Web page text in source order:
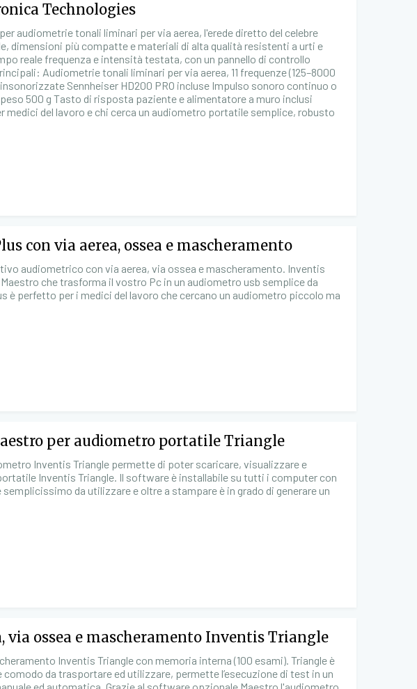
Technologies
audiometrie tonali liminari per via aerea, l'erede diretto del celebre
dimensioni più compatte e materiali di alta qualità resistenti a urti e
reale frequenza e intensità testata, con un pannello di controllo
Audiometrie tonali liminari per via aerea, 11 frequenze (125–8000
Sennheiser HD200 PRO incluse Impulso sonoro continuo o
500 g Tasto di risposta paziente e alimentatore a muro inclusi
del lavoro e chi cerca un audiometro portatile semplice, robusto
con via aerea, ossea e mascheramento
audiometrico con via aerea, via ossea e mascheramento. Inventis
che trasforma il vostro Pc in un audiometro usb semplice da
perfetto per i medici del lavoro che cercano un audiometro piccolo ma
per audiometro portatile Triangle
Inventis Triangle permette di poter scaricare, visualizzare e
Inventis Triangle. Il software è installabile su tutti i computer con
da utilizzare e oltre a stampare è in grado di generare un
via ossea e mascheramento Inventis Triangle
Inventis Triangle con memoria interna (100 esami). Triangle è
da trasportare ed utilizzare, permette l’esecuzione di test in un
ed automatica. Grazie al software opzionale Maestro l'audiometro